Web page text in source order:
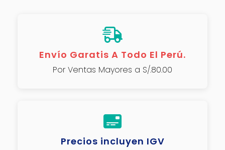
Envío Garatis A Todo El Perú.
Por Ventas Mayores a S/.80.00
Precios incluyen IGV